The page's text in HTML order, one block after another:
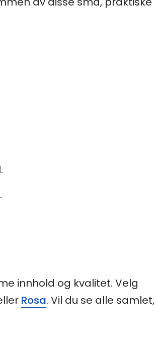
innhold og kvalitet. Velg
Rosa. Vil du se alle samlet,